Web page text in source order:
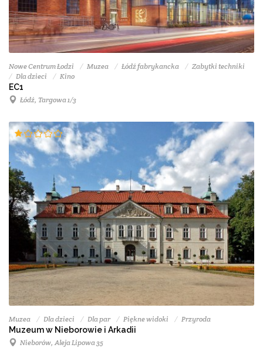
Nowe Centrum Łodzi Muzea Łódź fabrykancka
Zabytki techniki
Dla dzieci
Kino
EC1
Łódź, Targowa 1/3
Muzea Dla dzieci Dla par Piękne widoki Przyroda
Muzeum w Nieborowie i Arkadii
Nieborów, Aleja Lipowa 35